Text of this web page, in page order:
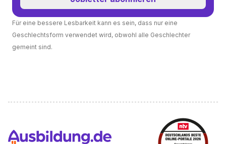
Für eine bessere Lesbarkeit kann es sein, dass nur eine
Geschlechtsform verwendet wird, obwohl alle Geschlechter
gemeint sind.